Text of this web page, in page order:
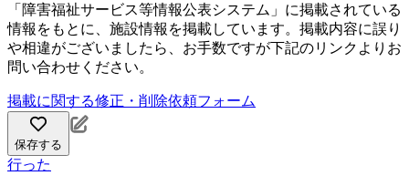
「障害福祉サービス等情報公表システム」に掲載されている
情報をもとに、施設情報を掲載しています。掲載内容に誤り
や相違がございましたら、お手数ですが下記のリンクよりお
問い合わせください。
掲載に関する修正・削除依頼フォーム
保存する
行った